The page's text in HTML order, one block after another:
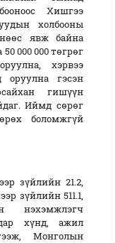
Хишгээ
холбооны
явж байна
000 000 төгрөг
хэрвээ
оруулна гэсэн
гишүүн
Иймд сөрөг
боломжгүй
зүйлийн 21.2,
зүйлийн 511.1,
нэхэмжлэгч
хүнд, ажил
Монголын